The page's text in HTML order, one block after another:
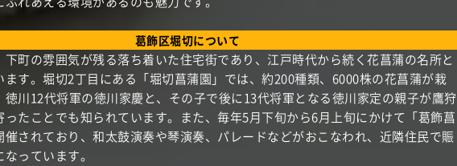
葛飾区堀切について
町の雰囲気が残る落ち着いた住宅街であり、江戸時代から続く花菖蒲の名所と
ます。堀切2丁目にある「堀切菖蒲園」では、約200種類、6000株の花菖蒲が栽
徳川12代将軍の徳川家慶と、その子で後に13代将軍となる徳川家定の親子が鷹狩
ったことでも知られています。また、毎年5月下旬から6月上旬にかけて「葛飾菖
催されており、和太鼓演奏や琴演奏、パレードなどがおこなわれ、近隣住民で賑
っています。